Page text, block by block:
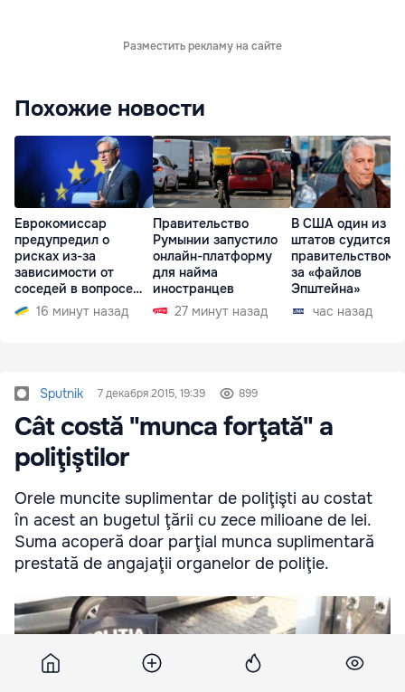
Разместить рекламу на сайте
Похожие новости
Еврокомиссар
предупредил о
рисках из-за
зависимости от
соседей в вопросе
границ16 минут назад
Правительство
Румынии запустило
онлайн-платформу
для найма
иностранцев
27 минут назад
В США один из
штатов судится с
правительством
за «файлов
Эпштейна»
час назад
Sputnik 7 декабря 2015, 19:39 899
Cât costă "munca forţată" a
poliţiştilor
Orele muncite suplimentar de poliţişti au costat
în acest an bugetul ţării cu zece milioane de lei.
Suma acoperă doar parţial munca suplimentară
prestată de angajaţii organelor de poliţie.